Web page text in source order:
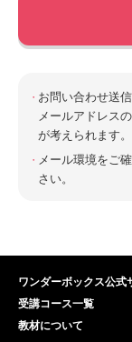
お問い合わせ送
メールアドレス
が考えられます。
メール環境をご
さい。
ワンダーボックス公式
受講コース一覧
教材について